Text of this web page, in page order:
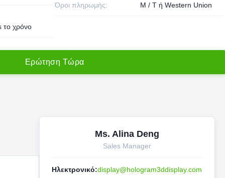
Όροι πληρωμής: Μ / Τ ή Western Union
το χρόνο
Ερώτηση Τώρα
Ms. Alina Deng
Sales Manager
Ηλεκτρονικό:display@hologram3ddisplay.com